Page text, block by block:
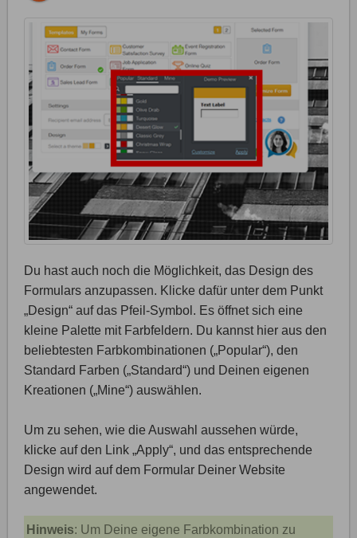
Du hast auch noch die Möglichkeit, das Design des
Formulars anzupassen. Klicke dafür unter dem Punkt
„Design“ auf das Pfeil-Symbol. Es öffnet sich eine
kleine Palette mit Farbfeldern. Du kannst hier aus den
beliebtesten Farbkombinationen („Popular“), den
Standard Farben („Standard“) und Deinen eigenen
Kreationen („Mine“) auswählen.
Um zu sehen, wie die Auswahl aussehen würde,
klicke auf den Link „Apply“, und das entsprechende
Design wird auf dem Formular Deiner Website
angewendet.
Hinweis: Um Deine eigene Farbkombination zu